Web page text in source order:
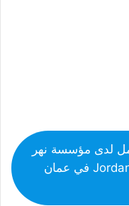
لدى مؤسسة نهر
الأردن – Jordan River Foundation في عمان